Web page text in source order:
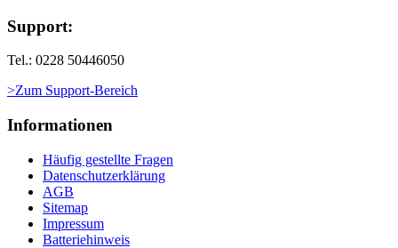
Support:
Tel.: 0228 50446050
>Zum Support-Bereich
Informationen
Häufig gestellte Fragen
Datenschutzerklärung
AGB
Sitemap
Impressum
Batteriehinweis